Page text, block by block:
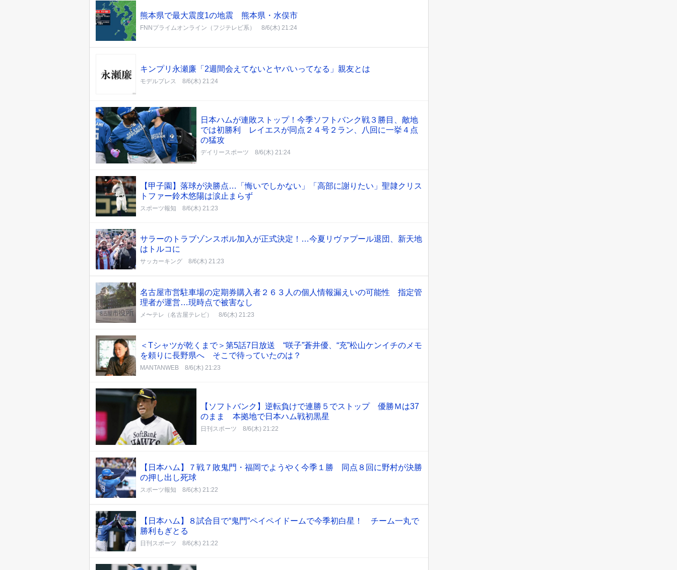
熊本県で最大震度1の地震 熊本県・水俣市
FNNプライムオンライン（フジテレビ系） 8/6(木) 21:24
キンプリ永瀬廉「2週間会えてないとヤバいってなる」親友とは
モデルプレス 8/6(木) 21:24
日本ハムが連敗ストップ！今季ソフトバンク戦３勝目、敵地
では初勝利 レイエスが同点２４号２ラン、八回に一挙４点
の猛攻
デイリースポーツ 8/6(木) 21:24
【甲子園】落球が決勝点…「悔いでしかない」「高部に謝りたい」聖隷クリス
トファー鈴木悠陽は涙止まらず
スポーツ報知 8/6(木) 21:23
サラーのトラブゾンスポル加入が正式決定！…今夏リヴァプール退団、新天地
はトルコに
サッカーキング 8/6(木) 21:23
名古屋市営駐車場の定期券購入者２６３人の個人情報漏えいの可能性 指定管
理者が運営…現時点で被害なし
メ〜テレ（名古屋テレビ） 8/6(木) 21:23
＜Tシャツが乾くまで＞第5話7日放送 “咲子”蒼井優、“充”松山ケンイチのメモ
を頼りに長野県へ そこで待っていたのは？
MANTANWEB 8/6(木) 21:23
【ソフトバンク】逆転負けで連勝５でストップ 優勝Ｍは37
のまま 本拠地で日本ハム戦初黒星
日刊スポーツ 8/6(木) 21:22
【日本ハム】７戦７敗鬼門・福岡でようやく今季１勝 同点８回に野村が決勝
の押し出し死球
スポーツ報知 8/6(木) 21:22
【日本ハム】８試合目で“鬼門”ペイペイドームで今季初白星！ チーム一丸で
勝利もぎとる
日刊スポーツ 8/6(木) 21:22